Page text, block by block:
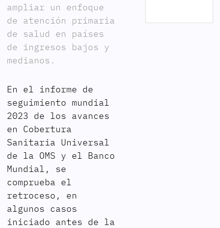
ampliar un enfoque
de atención primaria
de salud en países
de ingresos bajos y
medianos.
En el informe de
seguimiento mundial
2023 de los avances
en Cobertura
Sanitaria Universal
de la OMS y el Banco
Mundial, se
comprueba el
retroceso, en
algunos casos
iniciado antes de la